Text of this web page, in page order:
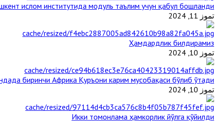
ислом институтида модуль таълим учун қабул бошланди
تموز 11, 2024
Ҳамдардлик билдирамиз
تموز 10, 2024
биринчи Aфрика Қуръони карим мусобақаси бўлиб ўтади
تموز 10, 2024
Икки томонлама ҳамкорлик йўлга қўйилди